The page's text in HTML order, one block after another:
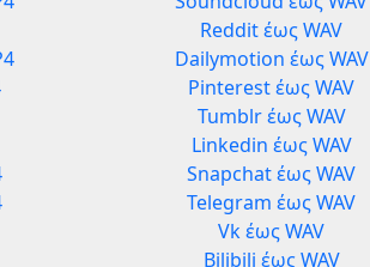
Reddit έως WAV
Dailymotion έως WAV
Pinterest έως WAV
Tumblr έως WAV
Linkedin έως WAV
Snapchat έως WAV
Telegram έως WAV
Vk έως WAV
Bilibili έως WAV